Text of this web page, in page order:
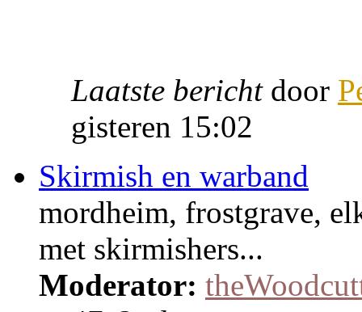
Laatste berichtdoor
gisteren 15:02
Skirmish en warband
mordheim, frostgrave,
met skirmishers...
Moderator: